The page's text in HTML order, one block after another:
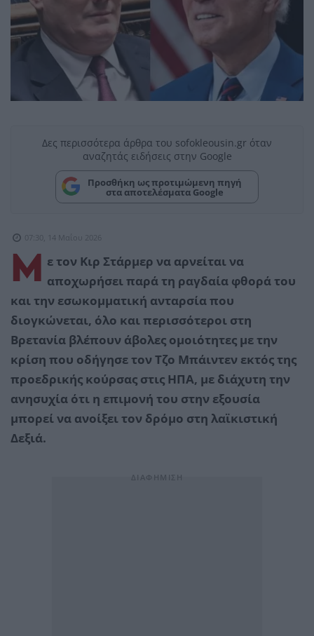
Δες περισσότερα άρθρα του sofokleousin.gr όταν
αναζητάς ειδήσεις στην Google
Προσθήκη ως προτιμώμενη πηγή
στα αποτελέσματα Google
07:30, 14 Μαΐου 2026
Μ
ε τον Κιρ Στάρμερ να αρνείται να
αποχωρήσει παρά τη ραγδαία φθορά του
και την εσωκομματική ανταρσία που
διογκώνεται, όλο και περισσότεροι στη
Βρετανία βλέπουν άβολες ομοιότητες με την
κρίση που οδήγησε τον Τζο Μπάιντεν εκτός της
προεδρικής κούρσας στις ΗΠΑ, με διάχυτη την
ανησυχία ότι η επιμονή του στην εξουσία
μπορεί να ανοίξει τον δρόμο στη λαϊκιστική
Δεξιά.